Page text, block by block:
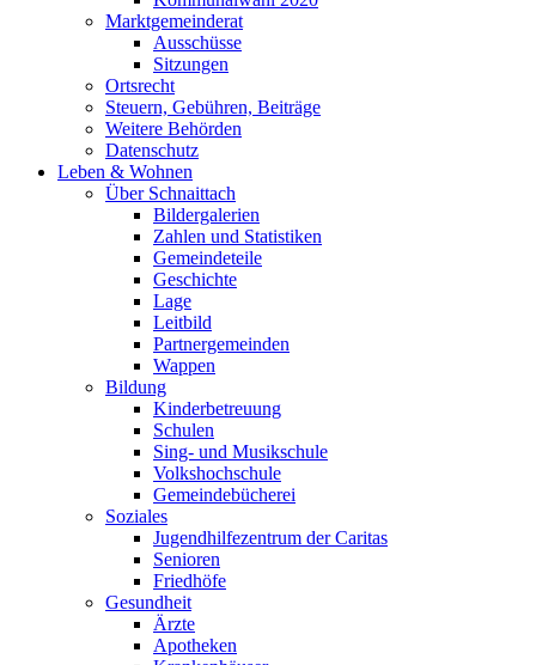
Marktgemeinderat
Ausschüsse
Sitzungen
Ortsrecht
Steuern, Gebühren, Beiträge
Weitere Behörden
Datenschutz
Leben & Wohnen
Über Schnaittach
Bildergalerien
Zahlen und Statistiken
Gemeindeteile
Geschichte
Lage
Leitbild
Partnergemeinden
Wappen
Bildung
Kinderbetreuung
Schulen
Sing- und Musikschule
Volkshochschule
Gemeindebücherei
Soziales
Jugendhilfezentrum der Caritas
Senioren
Friedhöfe
Gesundheit
Ärzte
Apotheken